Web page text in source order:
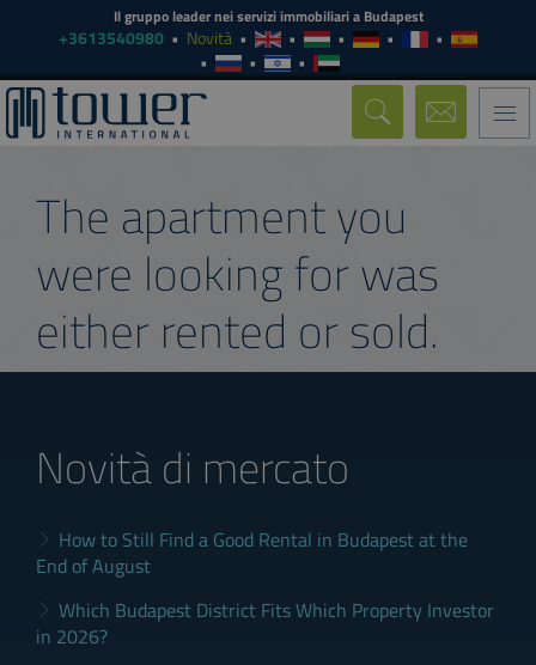
Il gruppo leader nei servizi immobiliari a Budapest
+3613540980 Novità
The apartment you
were looking for was
either rented or sold.
Novità di mercato
How to Still Find a Good Rental in Budapest at the
End of August
Which Budapest District Fits Which Property Investor
in 2026?